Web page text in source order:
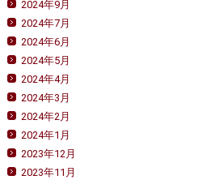
2024年9月
2024年7月
2024年6月
2024年5月
2024年4月
2024年3月
2024年2月
2024年1月
2023年12月
2023年11月